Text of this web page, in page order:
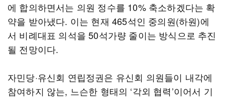
에 합의하면서는 의원 정수를 10% 축소하겠다는 확
약을 받아냈다. 이는 현재 465석인 중의원(하원)에
서 비례대표 의석을 50석가량 줄이는 방식으로 추진
될 전망이다.
자민당·유신회 연립정권은 유신회 의원들이 내각에
참여하지 않는, 느슨한 형태의 ‘각외 협력’이어서 기